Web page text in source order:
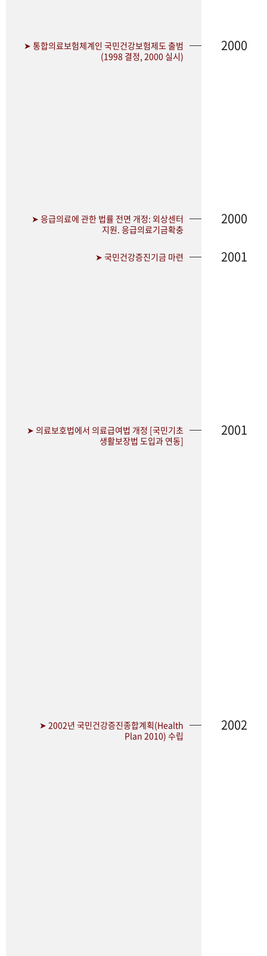
➤ 통합의료보험체계인 국민건강보험제도 출범
(1998 결정, 2000 실시)
2000
➤ 응급의료에 관한 법률 전면 개정: 외상센터
지원. 응급의료기금확충
2000
➤ 국민건강증진기금 마련 2001
➤ 의료보호법에서 의료급여법 개정 [국민기초
생활보장법 도입과 연동]
2001
➤ 2002년 국민건강증진종합계획(Health
Plan 2010) 수립
2002